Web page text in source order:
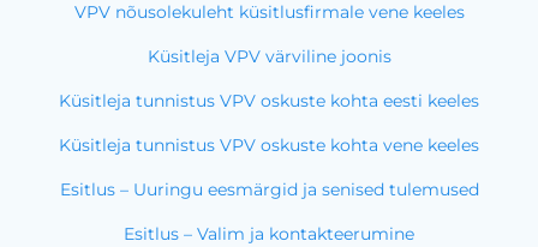
VPV nõusolekuleht küsitlusfirmale vene keeles
Küsitleja VPV värviline joonis
Küsitleja tunnistus VPV oskuste kohta eesti keeles
Küsitleja tunnistus VPV oskuste kohta vene keeles
Esitlus – Uuringu eesmärgid ja senised tulemused
Esitlus – Valim ja kontakteerumine